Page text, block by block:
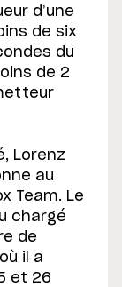
d’une
de six
du
de 2
Lorenz
au
Team. Le
chargé
de
il a
et 26